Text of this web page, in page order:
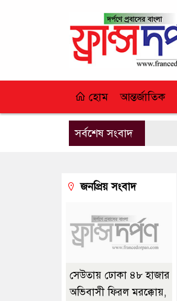
হোম আন্তর্জাতিক
সর্বশেষ সংবাদ
জনপ্রিয় সংবাদ
সেউতায় ঢোকা ৪৮ হাজার
অভিবাসী ফিরল মরক্কোয়,